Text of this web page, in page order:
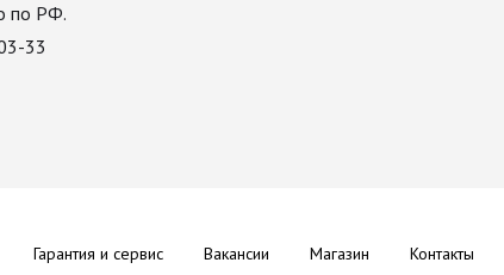
по РФ.
33
Гарантия и сервис Вакансии Магазин Контакты